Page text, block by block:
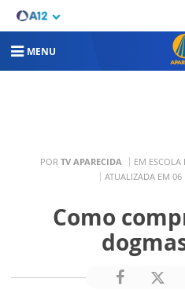
MENU
POR TV APARECIDA EM ESCOLA
ATUALIZADA EM
Como